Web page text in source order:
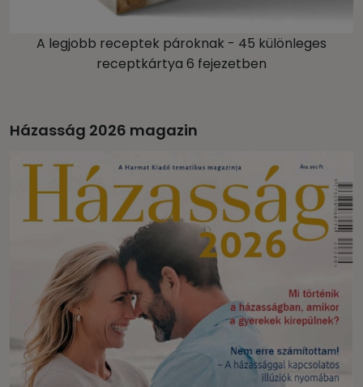
A legjobb receptek pároknak - 45 különleges
receptkártya 6 fejezetben
Házasság 2026 magazin